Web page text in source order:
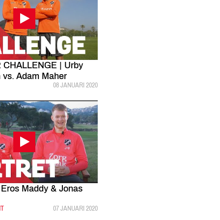
CHALLENGE | Urby
vs. Adam Maher
GEPUBLICEERD:
08 JANUARI 2020
Maddy & Jonas
GEPUBLICEERD:
07 JANUARI 2020